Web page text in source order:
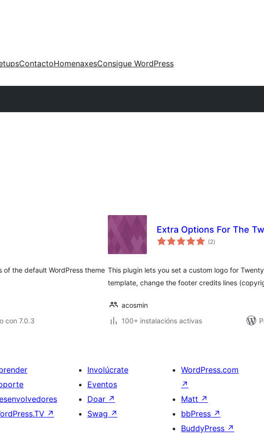
ContactoHomenaxesConsigue WordPress
the default WordPress theme
con 7.0.3
Extra Options For The
(2valoracións
totais
)
This plugin lets you set a custom logo for
template, change the footer credits lines
acosmin
100+ instalacións activas
↗
Involúcrate
Eventos
Doar ↗
Swag ↗
WordPress.com
↗
Matt ↗
bbPress ↗
BuddyPress ↗